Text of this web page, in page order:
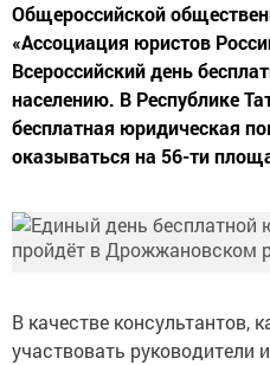
Общероссийской
«Ассоциация юристов
Всероссийский день
населению. В Республике
бесплатная юридическая
оказываться на 56-ти
В качестве консультантов,
участвовать руководители